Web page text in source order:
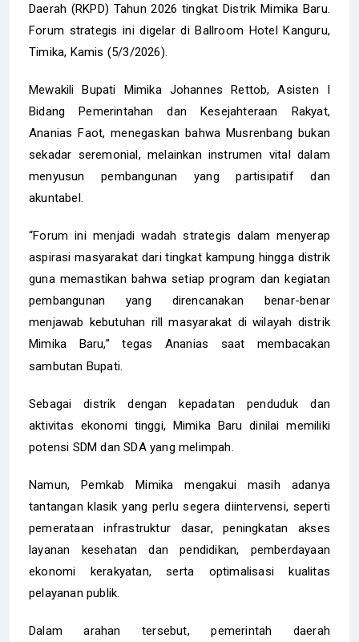
Daerah (RKPD) Tahun 2026 tingkat Distrik Mimika Baru.
Forum strategis ini digelar di Ballroom Hotel Kanguru,
Timika, Kamis (5/3/2026).
Mewakili Bupati Mimika Johannes Rettob, Asisten I
Bidang Pemerintahan dan Kesejahteraan Rakyat,
Ananias Faot, menegaskan bahwa Musrenbang bukan
sekadar seremonial, melainkan instrumen vital dalam
menyusun pembangunan yang partisipatif dan
akuntabel.
“Forum ini menjadi wadah strategis dalam menyerap
aspirasi masyarakat dari tingkat kampung hingga distrik
guna memastikan bahwa setiap program dan kegiatan
pembangunan yang direncanakan benar-benar
menjawab kebutuhan rill masyarakat di wilayah distrik
Mimika Baru,” tegas Ananias saat membacakan
sambutan Bupati.
Sebagai distrik dengan kepadatan penduduk dan
aktivitas ekonomi tinggi, Mimika Baru dinilai memiliki
potensi SDM dan SDA yang melimpah.
Namun, Pemkab Mimika mengakui masih adanya
tantangan klasik yang perlu segera diintervensi, seperti
pemerataan infrastruktur dasar, peningkatan akses
layanan kesehatan dan pendidikan, pemberdayaan
ekonomi kerakyatan, serta optimalisasi kualitas
pelayanan publik.
Dalam arahan tersebut, pemerintah daerah